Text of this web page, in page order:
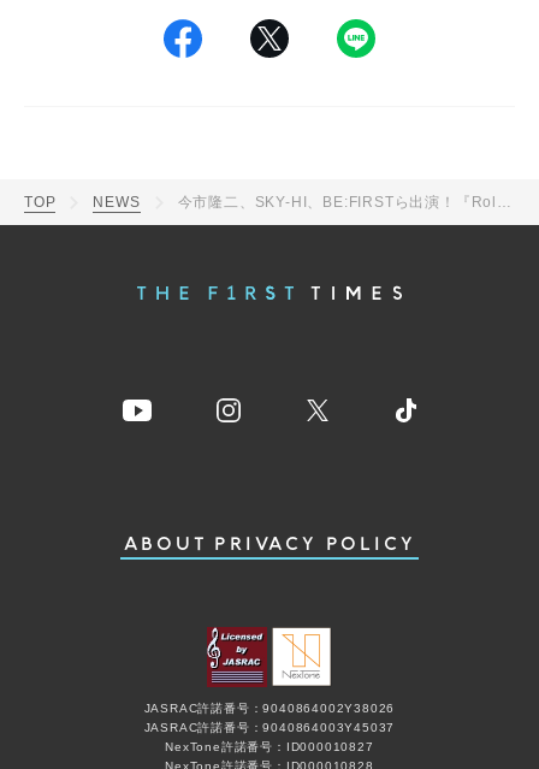
TOP NEWS 今市隆二、SKY-HI、BE:FIRSTら出演！『Rolling Stone Japan』5周年記念ライブの生中継が決定
ABOUT PRIVACY POLICY
JASRAC許諾番号：9040864002Y38026
JASRAC許諾番号：9040864003Y45037
NexTone許諾番号：ID000010827
NexTone許諾番号：ID000010828